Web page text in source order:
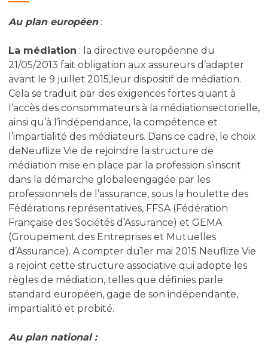
Au plan européen:
La médiation : la directive européenne du
21/05/2013 fait obligation aux assureurs d’adapter
avant le 9 juillet 2015,leur dispositif de médiation.
Cela se traduit par des exigences fortes quant à
l’accès des consommateurs à la médiationsectorielle,
ainsi qu’à l’indépendance, la compétence et
l’impartialité des médiateurs. Dans ce cadre, le choix
deNeuflize Vie de rejoindre la structure de
médiation mise en place par la profession s’inscrit
dans la démarche globaleengagée par les
professionnels de l’assurance, sous la houlette des
Fédérations représentatives, FFSA (Fédération
Française des Sociétés d’Assurance) et GEMA
(Groupement des Entreprises et Mutuelles
d’Assurance). A compter du1er mai 2015 Neuflize Vie
a rejoint cette structure associative qui adopte les
règles de médiation, telles que définies parle
standard européen, gage de son indépendante,
impartialité et probité.
Au plan national :